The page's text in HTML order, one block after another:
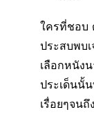
ใครที่ชอบ
ประสบพบ
เลือกหนัง
ประเด็นนั้
เรื่อยๆจน